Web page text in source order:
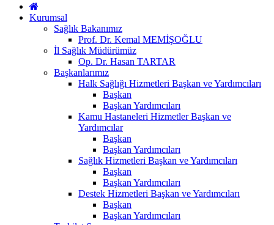
Kurumsal
Sağlık Bakanımız
Prof. Dr. Kemal MEMİŞOĞLU
İl Sağlık Müdürümüz
Op. Dr. Hasan TARTAR
Başkanlarımız
Halk Sağlığı Hizmetleri Başkan ve Yardımcıları
Başkan
Başkan Yardımcıları
Kamu Hastaneleri Hizmetler Başkan ve
Yardımcılar
Başkan
Başkan Yardımcıları
Sağlık Hizmetleri Başkan ve Yardımcıları
Başkan
Başkan Yardımcıları
Destek Hizmetleri Başkan ve Yardımcıları
Başkan
Başkan Yardımcıları